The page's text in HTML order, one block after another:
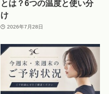
とは？6つの温度と使い分
け
2026年7月28日